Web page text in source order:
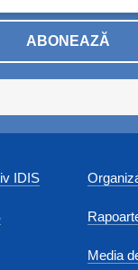
ABONEAZĂ
IDIS
Media